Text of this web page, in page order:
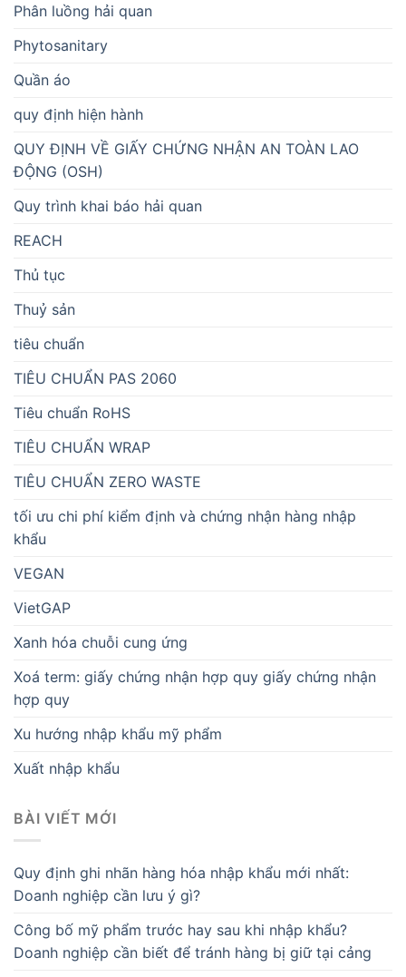
Phân luồng hải quan
Phytosanitary
Quần áo
quy định hiện hành
QUY ĐỊNH VỀ GIẤY CHỨNG NHẬN AN TOÀN LAO
ĐỘNG (OSH)
Quy trình khai báo hải quan
REACH
Thủ tục
Thuỷ sản
tiêu chuẩn
TIÊU CHUẨN PAS 2060
Tiêu chuẩn RoHS
TIÊU CHUẨN WRAP
TIÊU CHUẨN ZERO WASTE
tối ưu chi phí kiểm định và chứng nhận hàng nhập
khẩu
VEGAN
VietGAP
Xanh hóa chuỗi cung ứng
Xoá term: giấy chứng nhận hợp quy giấy chứng nhận
hợp quy
Xu hướng nhập khẩu mỹ phẩm
Xuất nhập khẩu
BÀI VIẾT MỚI
Quy định ghi nhãn hàng hóa nhập khẩu mới nhất:
Doanh nghiệp cần lưu ý gì?
Công bố mỹ phẩm trước hay sau khi nhập khẩu?
Doanh nghiệp cần biết để tránh hàng bị giữ tại cảng